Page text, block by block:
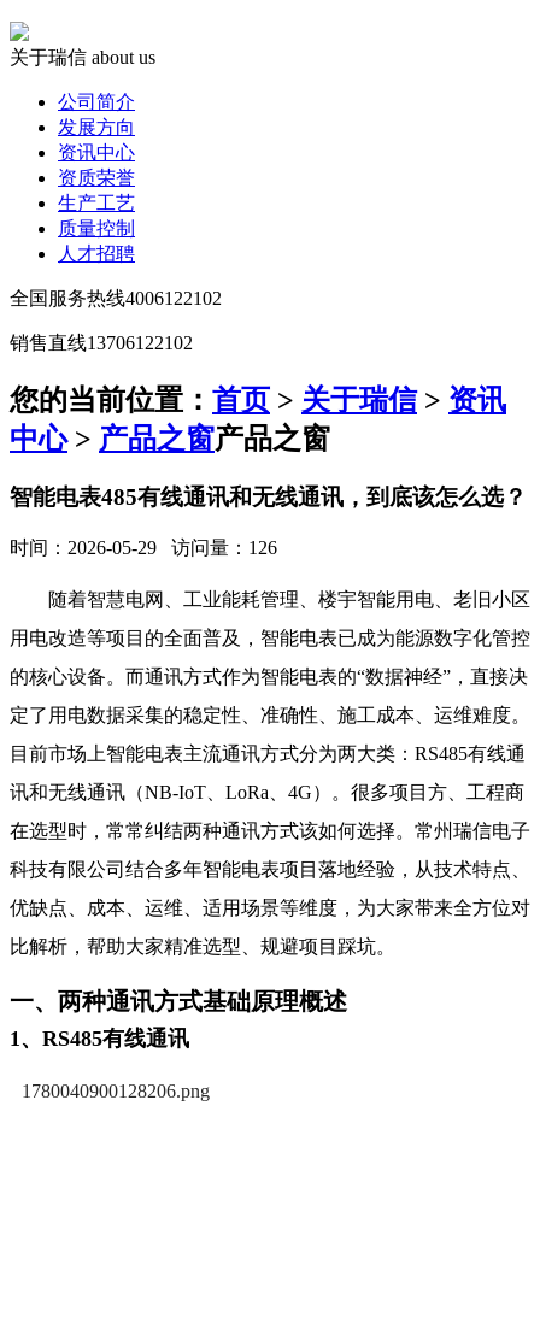
关于瑞信 about us
公司简介
发展方向
资讯中心
资质荣誉
生产工艺
质量控制
人才招聘
全国服务热线4006122102
销售直线13706122102
您的当前位置： 首页 > 关于瑞信> 资讯
中心> 产品之窗产品之窗
智能电表485有线通讯和无线通讯，到底该怎么选？
时间：2026-05-29 访问量：126
随着智慧电网、工业能耗管理、楼宇智能用电、老旧小区
用电改造等项目的全面普及，智能电表已成为能源数字化管控
的核心设备。而通讯方式作为智能电表的“数据神经”，直接决
定了用电数据采集的稳定性、准确性、施工成本、运维难度。
目前市场上智能电表主流通讯方式分为两大类：RS485有线通
讯和无线通讯（NB-IoT、LoRa、4G）。很多项目方、工程商
在选型时，常常纠结两种通讯方式该如何选择。常州瑞信电子
科技有限公司结合多年智能电表项目落地经验，从技术特点、
优缺点、成本、运维、适用场景等维度，为大家带来全方位对
比解析，帮助大家精准选型、规避项目踩坑。
一、两种通讯方式基础原理概述
1、RS485有线通讯